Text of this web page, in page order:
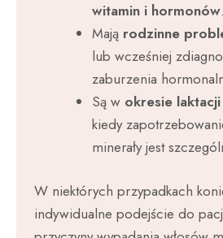
witamin i hormonów.
Mają rodzinne
lub wcześniej
zaburzenia
Są w okresie laktacji
kiedy
minerały jest
W niektórych przypadkach
indywidualne podejście do